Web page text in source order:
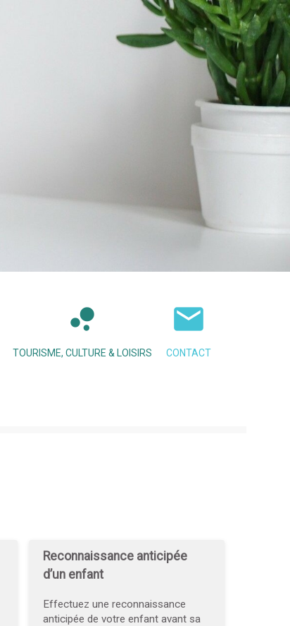
TOURISME, CULTURE & LOISIRS CONTACT
Reconnaissance anticipée
d’un enfant
Effectuez une reconnaissance
anticipée de votre enfant avant sa